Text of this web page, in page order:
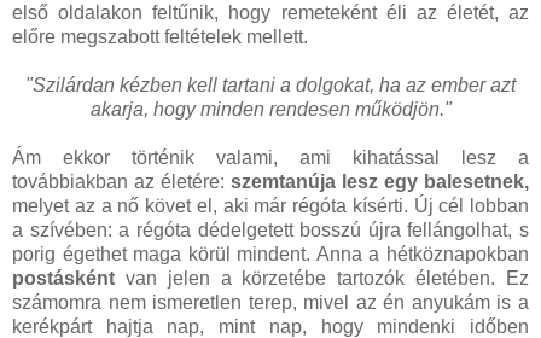
első oldalakon feltűnik, hogy remeteként éli az életét, az
előre megszabott feltételek mellett.
"Szilárdan kézben kell tartani a dolgokat, ha az ember azt
akarja, hogy minden rendesen működjön."
Ám ekkor történik valami, ami kihatással lesz a
továbbiakban az életére: szemtanúja lesz egy balesetnek,
melyet az a nő követ el, aki már régóta kísérti. Új cél lobban
a szívében: a régóta dédelgetett bosszú újra fellángolhat, s
porig égethet maga körül mindent. Anna a hétköznapokban
postásként van jelen a körzetébe tartozók életében. Ez
számomra nem ismeretlen terep, mivel az én anyukám is a
kerékpárt hajtja nap, mint nap, hogy mindenki időben